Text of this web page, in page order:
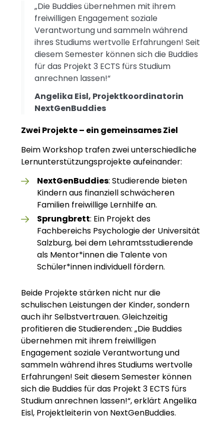
„Die Buddies übernehmen mit ihrem
freiwilligen Engagement soziale
Verantwortung und sammeln während
ihres Studiums wertvolle Erfahrungen! Seit
diesem Semester können sich die Buddies
für das Projekt 3 ECTS fürs Studium
anrechnen lassen!“
Angelika Eisl, Projektkoordinatorin
NextGenBuddies
Zwei Projekte – ein gemeinsames Ziel
Beim Workshop trafen zwei unterschiedliche
Lernunterstützungsprojekte aufeinander:
NextGenBuddies: Studierende bieten
Kindern aus finanziell schwächeren
Familien freiwillige Lernhilfe an.
Sprungbrett: Ein Projekt des
Fachbereichs Psychologie der Universität
Salzburg, bei dem Lehramtsstudierende
als Mentor*innen die Talente von
Schüler*innen individuell fördern.
Beide Projekte stärken nicht nur die
schulischen Leistungen der Kinder, sondern
auch ihr Selbstvertrauen. Gleichzeitig
profitieren die Studierenden: „Die Buddies
übernehmen mit ihrem freiwilligen
Engagement soziale Verantwortung und
sammeln während ihres Studiums wertvolle
Erfahrungen! Seit diesem Semester können
sich die Buddies für das Projekt 3 ECTS fürs
Studium anrechnen lassen!“, erklärt Angelika
Eisl, Projektleiterin von NextGenBuddies.